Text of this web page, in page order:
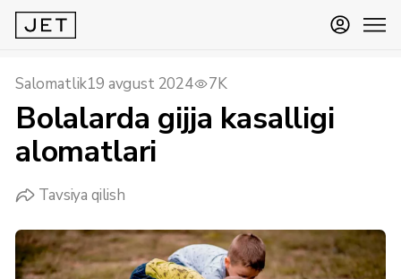
Salomatlik19 avgust 2024 7K
Bolalarda gijja kasalligi
alomatlari
Tavsiya qilish